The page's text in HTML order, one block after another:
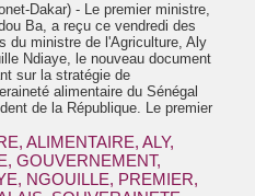
Dakar) - Le premier ministre,
Ba, a reçu ce vendredi des
du ministre de l'Agriculture, Aly
Ndiaye, le nouveau document
sur la stratégie de
alimentaire du Sénégal
de la République. Le premier
, ALIMENTAIRE, ALY,
, GOUVERNEMENT,
, NGOUILLE, PREMIER,